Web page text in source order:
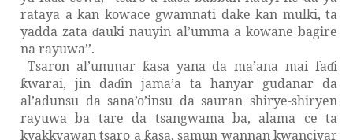
rataya a kan kowace gwamnati dake kan mulki, ta
yadda zataɗauki nauyin al’umma a kowane bagire
na rayuwa’’.
Tsaron al’ummar ƙasa yana da ma’ana mai faɗi
ƙwarai, jin daɗin jama’a ta hanyar gudanar da
al’adunsu da sana’o’insu da sauran shirye-shiryen
rayuwa ba tare da tsangwama ba, alama ce ta
kyakkyawan tsaro a ƙasa, samun wannan kwanciyar